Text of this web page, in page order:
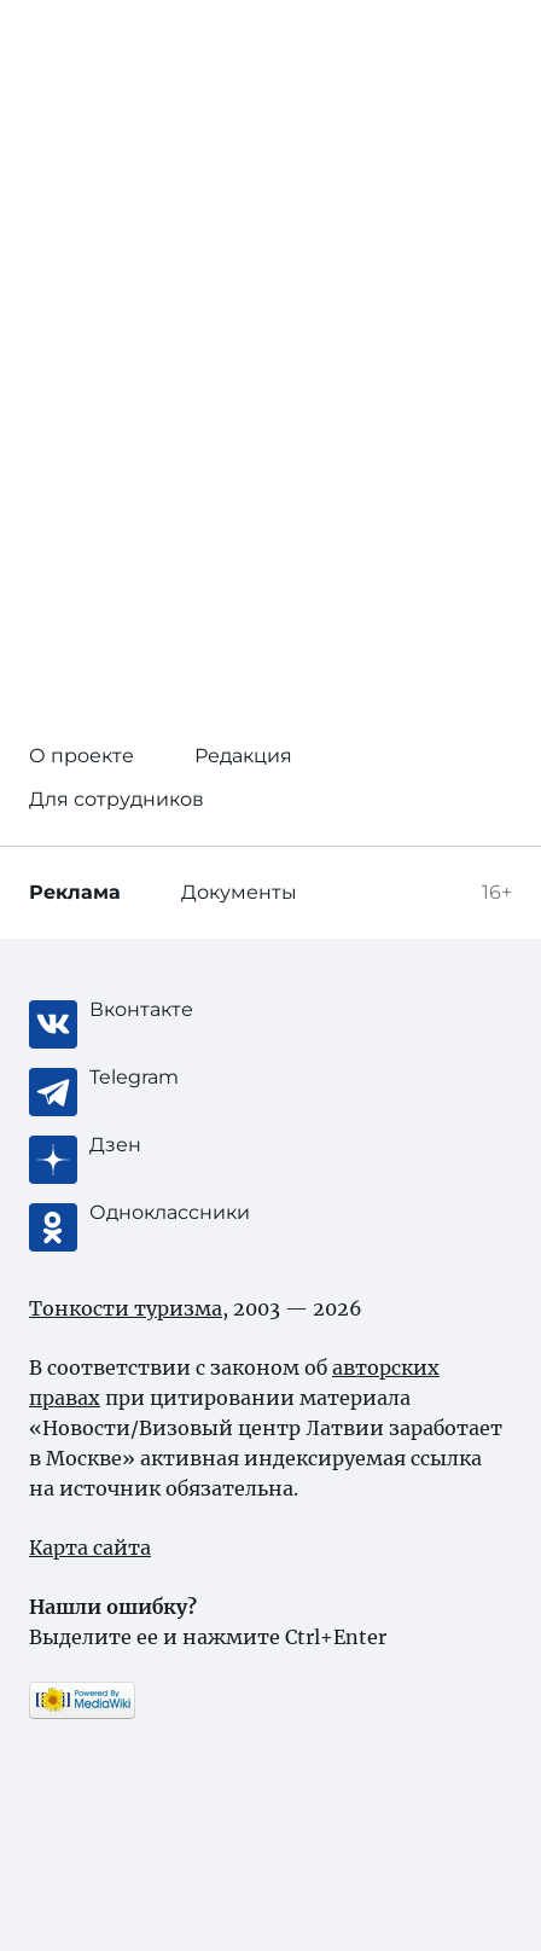
О проекте
Редакция
Для сотрудников
16+
Реклама Документы
Вконтакте
Telegram
Дзен
Одноклассники
Тонкости туризма, 2003 — 2026
В соответствии с законом об авторских
правах при цитировании материала
«Новости/Визовый центр Латвии заработает
в Москве» активная индексируемая ссылка
на источник обязательна.
Карта сайта
Нашли ошибку?
Выделите ее и нажмите Ctrl+Enter